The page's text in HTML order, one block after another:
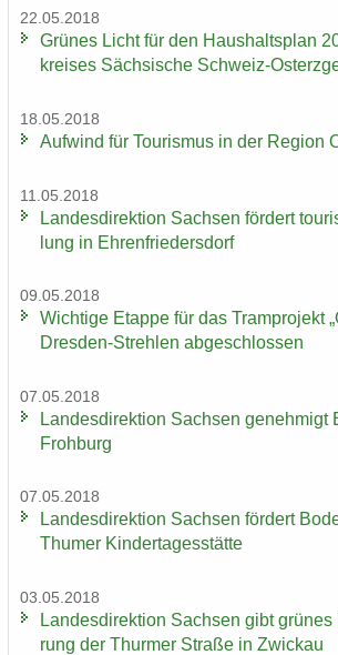
22.05.2018
Grü­nes Licht für den Haus­halts­plan
krei­ses Säch­si­sche Schweiz-​
18.05.2018
Auf­wind für Tou­ris­mus in der Re­gi­on
11.05.2018
Lan­des­di­rek­ti­on Sach­sen för­dert
lung in Eh­ren­frie­ders­dorf
09.05.2018
Wich­ti­ge Etap­pe für das Tram­pro­jekt
Dresden-​Strehlen ab­ge­schlos­sen
07.05.2018
Lan­des­di­rek­ti­on Sach­sen ge­neh­migt
Froh­burg
07.05.2018
Lan­des­di­rek­ti­on Sach­sen för­dert
Thu­mer Kin­der­ta­ges­stät­te
03.05.2018
Lan­des­di­rek­ti­on Sach­sen gibt
rung der Thur­mer Stra­ße in Zwi­ckau